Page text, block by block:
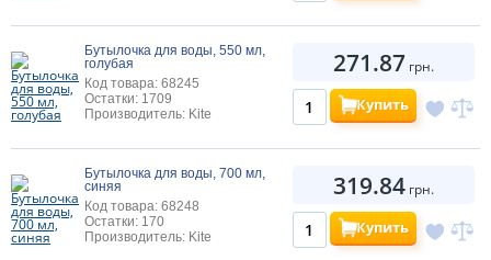
Бутылочка для воды, 550 мл,
голубая
Код товара: 68245
Остатки: 1709
Производитель: Kite
271.87 грн.
Купить
Бутылочка для воды, 700 мл,
синяя
Код товара: 68248
Остатки: 170
Производитель: Kite
319.84 грн.
Купить